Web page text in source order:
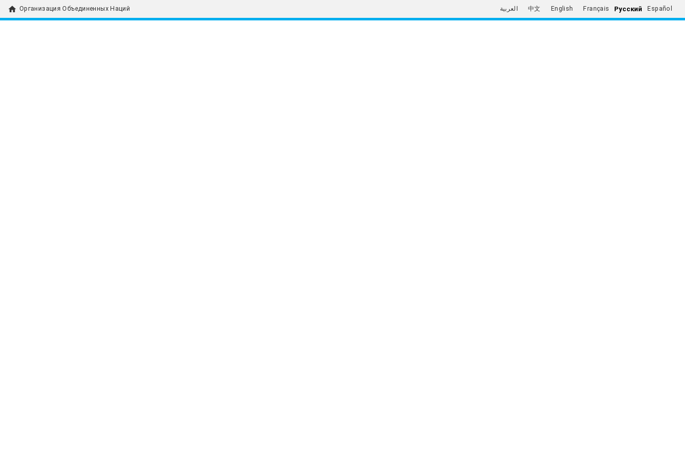
home Организация Объединенных Наций العربية 中文 English Français Русский Español